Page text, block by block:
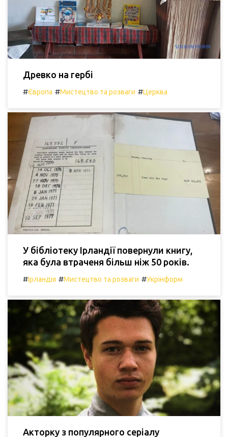
Древко на гербі
#Європа #Мистецтво та розваги #Церква
У бібліотеку Ірландії повернули книгу,
яка була втраченя більш ніж 50 років.
#Ірландія #Мистецтво та розваги #Укрінформ
Акторку з популярного серіалу